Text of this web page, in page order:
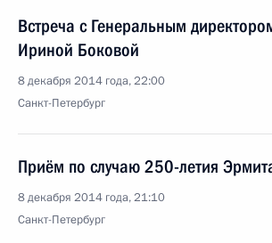
Встреча с Генеральным
Ириной Боковой
8 декабря 2014 года, 22:00
Санкт-Петербург
Приём по случаю 250-летия
8 декабря 2014 года, 21:10
Санкт-Петербург